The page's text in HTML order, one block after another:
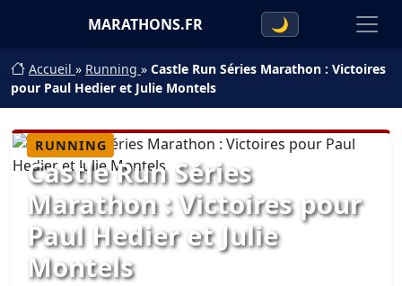
MARATHONS.FR 🌙
Accueil » Running » Castle Run Séries Marathon : Victoires
pour Paul Hedier et Julie Montels
RUNNING
Castle Run Séries
Marathon : Victoires pour
Paul Hedier et Julie
Montels